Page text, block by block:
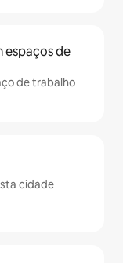
de
de trabalho
cidade